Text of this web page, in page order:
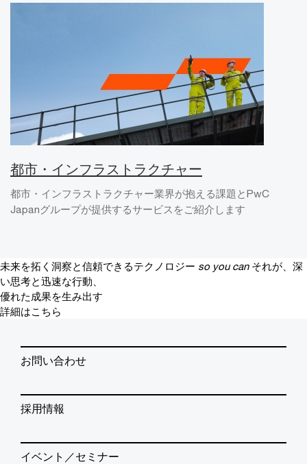
都市・インフラストラクチャー
都市・インフラストラクチャー業界が抱える課題とPwC
Japanグループが提供するサービスをご紹介します
未来を拓く洞察と信頼できるテクノロジー so you can それが、深
い思考と迅速な行動、
優れた成果を生み出す
詳細はこちら
お問い合わせ
採用情報
イベント／セミナー